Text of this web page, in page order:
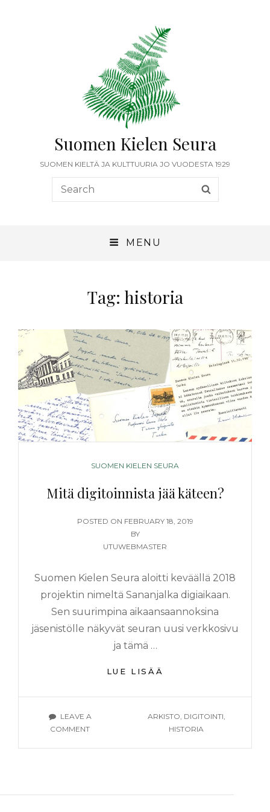
Suomen Kielen Seura
SUOMEN KIELTÄ JA KULTTUURIA JO VUODESTA 1929
Search
for:
MENU
Tag: historia
CATEGORIES
SUOMEN KIELEN SEURA
Mitä digitoinnista jää käteen?
POSTED ON POSTED
ON
FEBRUARY 18, 2019
BY
UTUWEBMASTER
Suomen Kielen Seura aloitti keväällä 2018
projektin nimeltä Sananjalka digiaikaan.
Sen suurimpina aikaansaannoksina
jäsenistölle näkyvät seuran uusi verkkosivu
ja tämä …
LUE LISÄÄ
JÄÄ
LEAVE A
COMMENTON
TAGS
ARKISTO, DIGITOINTI,
HISTORIA